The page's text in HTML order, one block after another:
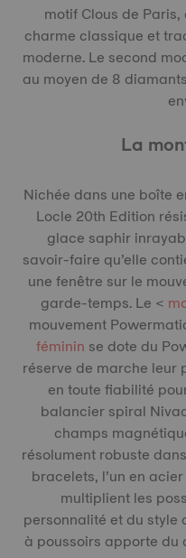
motif Clous de
charme classique et
moderne. Le second
au moyen de 8
La
Nichée dans une boîte
Locle 20th Edition
glace saphir
savoir-faire qu’elle
une fenêtre sur le
garde-temps. Le <
mouvement
féminin se dote du
réserve de marche
en toute fiabilité
balancier spiral
champs
résolument robuste
bracelets, l’un en
multiplient les
personnalité et du style
à poussoirs apporte du